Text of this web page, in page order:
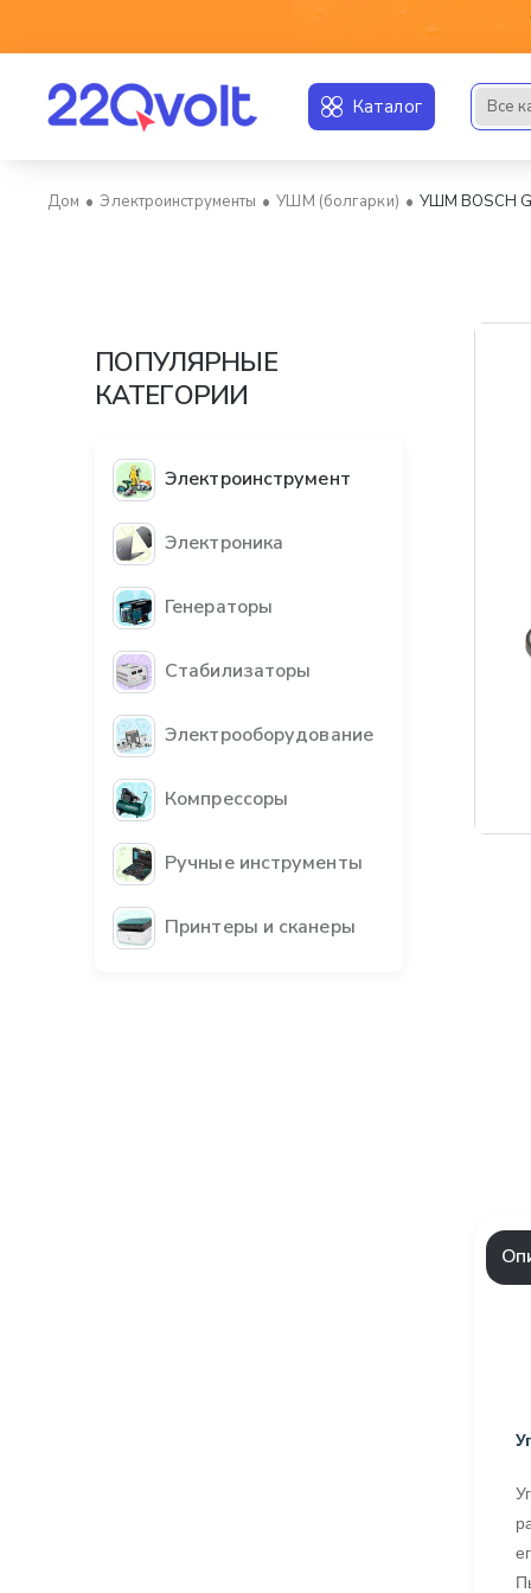
Каталог Все
Электроинструменты УШМ (болгарки) УШМ BOSCH
ПОПУЛЯРНЫЕ
КАТЕГОРИИ
Электроинструмент
Электроника
Генераторы
Стабилизаторы
Электрооборудование
Компрессоры
Ручные инструменты
Принтеры и сканеры